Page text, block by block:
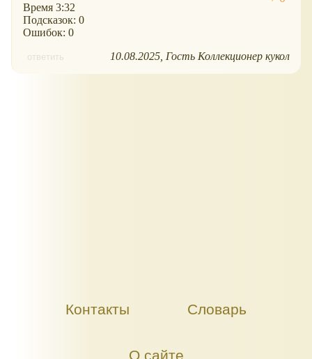
Время 3:32
Подсказок: 0
Ошибок: 0
ответить 10.08.2025 Гость Коллекционер кукол
Контакты Словарь
О сайте